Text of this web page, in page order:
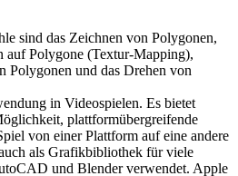
sind das Zeichnen von Polygonen,
auf Polygone (Textur-Mapping),
Polygonen und das Drehen von
in Videospielen. Es bietet
plattformübergreifende
von einer Plattform auf eine andere
als Grafikbibliothek für viele
und Blender verwendet. Apple